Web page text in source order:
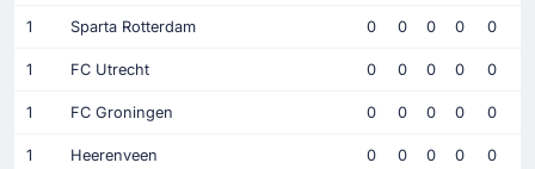
1 Sparta Rotterdam 0 0 0 0 0
1 FC Utrecht 0 0 0 0 0
1 FC Groningen 0 0 0 0 0
1 Heerenveen 0 0 0 0 0